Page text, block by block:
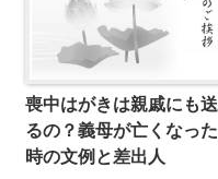
喪中はがきは親戚にも送
るの？義母が亡くなった
時の文例と差出人